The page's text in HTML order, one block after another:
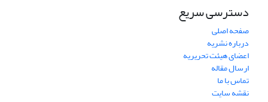
دسترسی سریع
صفحه اصلی
درباره نشریه
اعضای هیئت تحریریه
ارسال مقاله
تماس با ما
نقشه سایت